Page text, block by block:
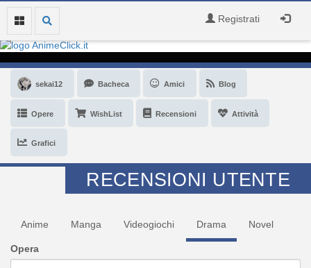
Registrati
sekai12 Bacheca Amici Blog
Opere WishList Recensioni Attività
Grafici
RECENSIONI UTENTE
Anime Manga Videogiochi Drama Novel
Opera